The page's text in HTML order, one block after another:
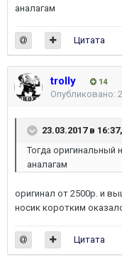
аналагам
Цитата
trolly 14
Опубликовано:
23.03.2017 в 16:37,
Тогда оригинальный
аналагам
оригинал от 2500р. и
носик коротким
Цитата